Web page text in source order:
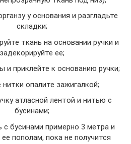
у основания и разгладьте
складки;
ткань на основании ручки и
задекорируйте ее;
и приклейте к основанию ручки;
опалите зажигалкой;
атласной лентой и нитью с
бусинами;
с бусинами примерно 3 метра и
пополам, пока не получится